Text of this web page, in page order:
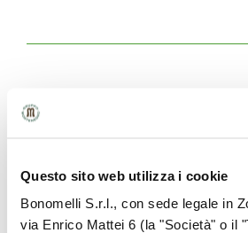
Questo sito web utilizza i cookie
Bonomelli S.r.l., con sede legale in
via Enrico Mattei 6 (la "Società" o il
LEGGI ANCHE